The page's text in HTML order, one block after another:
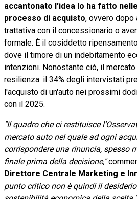
accantonato l'idea lo ha fatto
processo di acquisto, ovvero dopo
trattativa con il concessionario o
formale. È il cosiddetto
dove il timore di un indebitamento
intenzioni. Nonostante ciò, il
resilienza: il 34% degli intervistati
l'acquisto di un'auto nei prossimi
con il 2025.
"Il quadro che ci restituisce
mercato auto nel quale ad ogni
corrispondere una rinuncia, spesso
finale prima della decisione,"
Direttore Centrale Marketing e
punto critico non è quindi il